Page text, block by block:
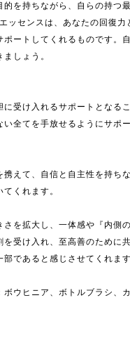
的を持ちながら、自らの持つ
ッセンスは、あなたの回復
ポートしてくれるものです。
しょう。
受け入れるサポートとなる
い全てを手放せるようにサポ
携えて、自信と自主性を持ち
くれます。
さを拡大し、一体感や『内側
を受け入れ、至高善のために
であると感じさせてくれます
ボウヒニア、ボトルブラシ、